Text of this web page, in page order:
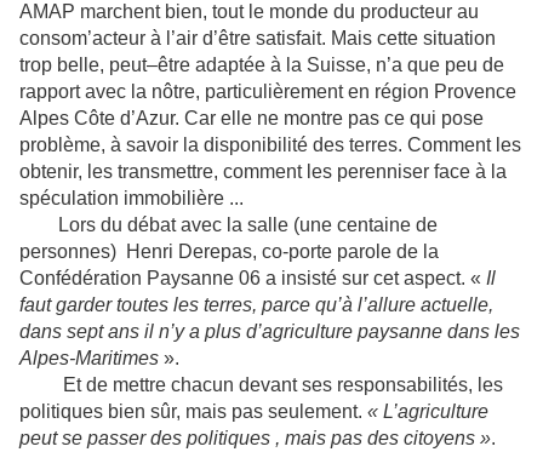
AMAP marchent bien, tout le monde du producteur au
consom’acteur à l’air d’être satisfait. Mais cette situation
trop belle, peut–être adaptée à la Suisse, n’a que peu de
rapport avec la nôtre, particulièrement en région Provence
Alpes Côte d’Azur. Car elle ne montre pas ce qui pose
problème, à savoir la disponibilité des terres. Comment les
obtenir, les transmettre, comment les perenniser face à la
spéculation immobilière ...
Lors du débat avec la salle (une centaine de
personnes) Henri Derepas, co-porte parole de la
Confédération Paysanne 06 a insisté sur cet aspect. « Il
faut garder toutes les terres, parce qu’à l’allure actuelle,
dans sept ans il n’y a plus d’agriculture paysanne dans les
Alpes-Maritimes ».
Et de mettre chacun devant ses responsabilités, les
politiques bien sûr, mais pas seulement. « L’agriculture
peut se passer des politiques , mais pas des citoyens ».